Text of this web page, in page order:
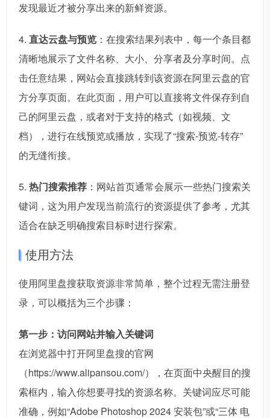
发现最近才被分享出来的新鲜资源。
4. 直达云盘与预览 ：在搜索结果列表中，每一个条目都
清晰地展示了文件名称、大小、分享者及分享时间。点
击任意结果，网站会直接跳转到该资源在阿里云盘的官
方分享页面。在此页面，用户可以直接将文件保存到自
己的阿里云盘，或者对于支持的格式（如视频、文
档），进行在线预览或播放，实现了“搜索-预览-转存”
的无缝衔接。
5. 热门搜索推荐 ：网站首页通常会展示一些热门搜索关
键词，这为用户发现当前流行的资源提供了参考，尤其
适合在缺乏明确搜索目标时进行探索。
使用方法
使用阿里盘搜获取资源非常简单，整个过程无需注册登
录，可以概括为三个步骤：
第一步：访问网站并输入关键词
在浏览器中打开阿里盘搜的官网
（https://www.alipansou.com/），在页面中央醒目的搜
索框内，输入你想要寻找的资源名称。关键词应尽可能
准确，例如“Adobe Photoshop 2024 安装包”或“三体 电